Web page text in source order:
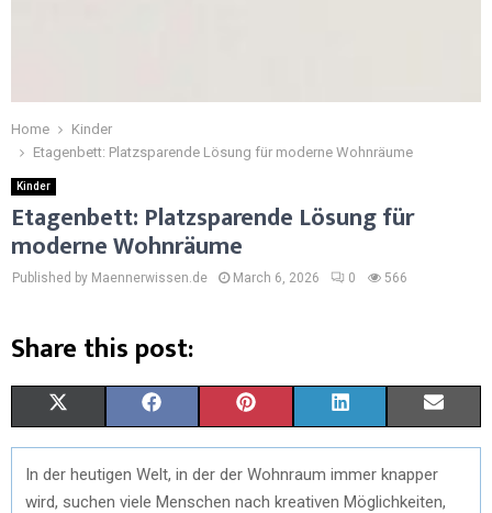
Home
Kinder
Etagenbett: Platzsparende Lösung für moderne Wohnräume
Kinder
Etagenbett: Platzsparende Lösung für
moderne Wohnräume
Published by Maennerwissen.de March 6, 2026 0 566
Share this post:
H
A
(
T
H
A
A
C
H
A
I
N
H
A
I
N
H
M
In der heutigen Welt, in der der Wohnraum immer knapper
wird, suchen viele Menschen nach kreativen Möglichkeiten,